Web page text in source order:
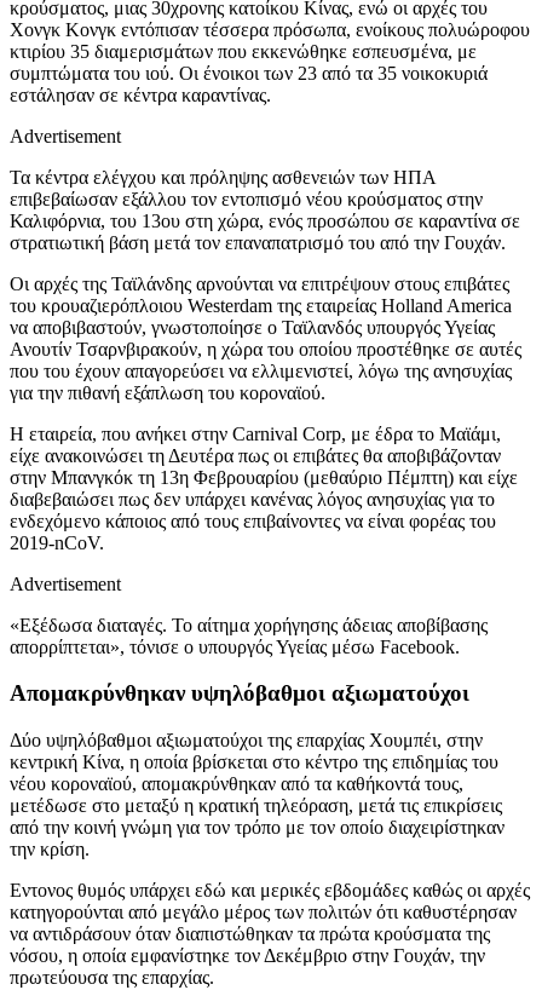
κρούσματος, μιας 30χρονης κατοίκου Κίνας, ενώ οι αρχές του
Χονγκ Κονγκ εντόπισαν τέσσερα πρόσωπα, ενοίκους πολυώροφου
κτιρίου 35 διαμερισμάτων που εκκενώθηκε εσπευσμένα, με
συμπτώματα του ιού. Οι ένοικοι των 23 από τα 35 νοικοκυριά
εστάλησαν σε κέντρα καραντίνας.
Advertisement
Τα κέντρα ελέγχου και πρόληψης ασθενειών των ΗΠΑ
επιβεβαίωσαν εξάλλου τον εντοπισμό νέου κρούσματος στην
Καλιφόρνια, του 13ου στη χώρα, ενός προσώπου σε καραντίνα σε
στρατιωτική βάση μετά τον επαναπατρισμό του από την Γουχάν.
Οι αρχές της Ταϊλάνδης αρνούνται να επιτρέψουν στους επιβάτες
του κρουαζιερόπλοιου Westerdam της εταιρείας Holland America
να αποβιβαστούν, γνωστοποίησε ο Ταϊλανδός υπουργός Υγείας
Ανουτίν Τσαρνβιρακούν, η χώρα του οποίου προστέθηκε σε αυτές
που του έχουν απαγορεύσει να ελλιμενιστεί, λόγω της ανησυχίας
για την πιθανή εξάπλωση του κοροναϊού.
Η εταιρεία, που ανήκει στην Carnival Corp, με έδρα το Μαϊάμι,
είχε ανακοινώσει τη Δευτέρα πως οι επιβάτες θα αποβιβάζονταν
στην Μπανγκόκ τη 13η Φεβρουαρίου (μεθαύριο Πέμπτη) και είχε
διαβεβαιώσει πως δεν υπάρχει κανένας λόγος ανησυχίας για το
ενδεχόμενο κάποιος από τους επιβαίνοντες να είναι φορέας του
2019-nCoV.
Advertisement
«Εξέδωσα διαταγές. Το αίτημα χορήγησης άδειας αποβίβασης
απορρίπτεται», τόνισε ο υπουργός Υγείας μέσω Facebook.
Απομακρύνθηκαν υψηλόβαθμοι αξιωματούχοι
Δύο υψηλόβαθμοι αξιωματούχοι της επαρχίας Χουμπέι, στην
κεντρική Κίνα, η οποία βρίσκεται στο κέντρο της επιδημίας του
νέου κοροναϊού, απομακρύνθηκαν από τα καθήκοντά τους,
μετέδωσε στο μεταξύ η κρατική τηλεόραση, μετά τις επικρίσεις
από την κοινή γνώμη για τον τρόπο με τον οποίο διαχειρίστηκαν
την κρίση.
Εντονος θυμός υπάρχει εδώ και μερικές εβδομάδες καθώς οι αρχές
κατηγορούνται από μεγάλο μέρος των πολιτών ότι καθυστέρησαν
να αντιδράσουν όταν διαπιστώθηκαν τα πρώτα κρούσματα της
νόσου, η οποία εμφανίστηκε τον Δεκέμβριο στην Γουχάν, την
πρωτεύουσα της επαρχίας.